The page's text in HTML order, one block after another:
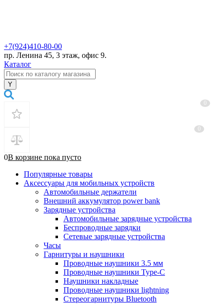
+7(924)410-80-00
пр. Ленина 45, 3 этаж, офис 9.
Каталог
0В корзине пока пусто
Популярные товары
Аксессуары для мобильных устройств
Автомобильные держатели
Внешний аккумулятор power bank
Зарядные устройства
Автомобильные зарядные устройства
Беспроводные зарядки
Сетевые зарядные устройства
Часы
Гарнитуры и наушники
Проводные наушники 3.5 мм
Проводные наушники Type-C
Наушники накладные
Проводные наушники lightning
Стереогарнитуры Bluetooth